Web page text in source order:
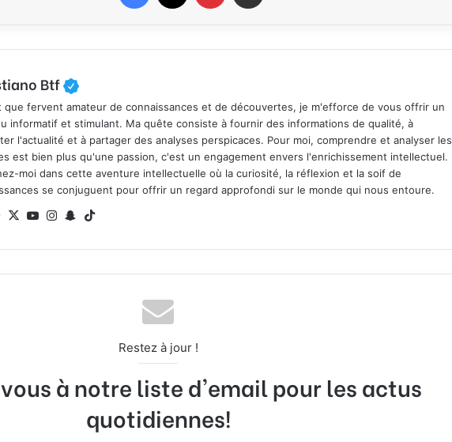
Btf
que fervent amateur de connaissances et de découvertes, je m'efforce de vous offrir un
informatif et stimulant. Ma quête consiste à fournir des informations de qualité, à
l'actualité et à partager des analyses perspicaces. Pour moi, comprendre et analyser les
est bien plus qu'une passion, c'est un engagement envers l'enrichissement intellectuel.
moi dans cette aventure intellectuelle où la curiosité, la réflexion et la soif de
se conjuguent pour offrir un regard approfondi sur le monde qui nous entoure.
Fa
bo
ok
X
Yo
ub
e
Ins
ra
m
Sn
ch
at
k
Restez à jour !
à notre liste d'email pour les actus
quotidiennes!